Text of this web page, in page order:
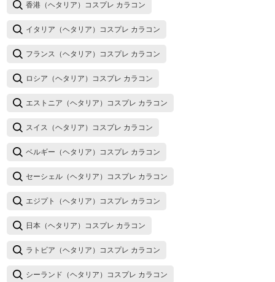
香港（ヘタリア）コスプレ カラコン
イタリア（ヘタリア）コスプレ カラコン
フランス（ヘタリア）コスプレ カラコン
ロシア（ヘタリア）コスプレ カラコン
エストニア（ヘタリア）コスプレ カラコン
スイス（ヘタリア）コスプレ カラコン
ベルギー（ヘタリア）コスプレ カラコン
セーシェル（ヘタリア）コスプレ カラコン
エジプト（ヘタリア）コスプレ カラコン
日本（ヘタリア）コスプレ カラコン
ラトビア（ヘタリア）コスプレ カラコン
シーランド（ヘタリア）コスプレ カラコン